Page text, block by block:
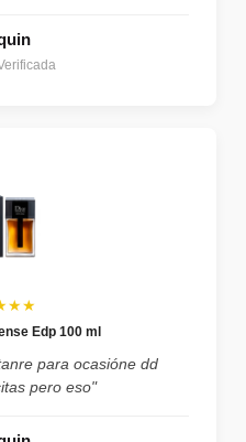
Edp 100 ml
para ocasióne dd
pero eso"